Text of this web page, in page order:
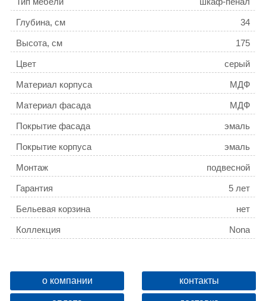
Глубина, см 34
Высота, см 175
Цвет серый
Материал корпуса МДФ
Материал фасада МДФ
Покрытие фасада эмаль
Покрытие корпуса эмаль
Монтаж подвесной
Гарантия 5 лет
Бельевая корзина нет
Коллекция Nona
о компании контакты